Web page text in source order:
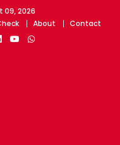
09, 2026
About Contact